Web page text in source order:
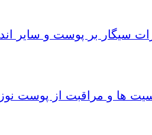
سیگار بر پوست و سایر
ها و مراقبت از پوست